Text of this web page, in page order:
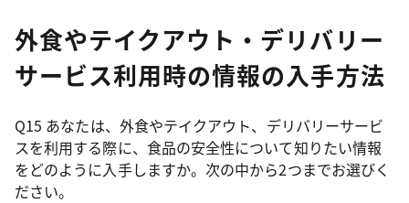
外食やテイクアウト・デリバリー
サービス利用時の情報の入手方法
Q15 あなたは、外食やテイクアウト、デリバリーサービ
スを利用する際に、食品の安全性について知りたい情報
をどのように入手しますか。次の中から2つまでお選びく
ださい。